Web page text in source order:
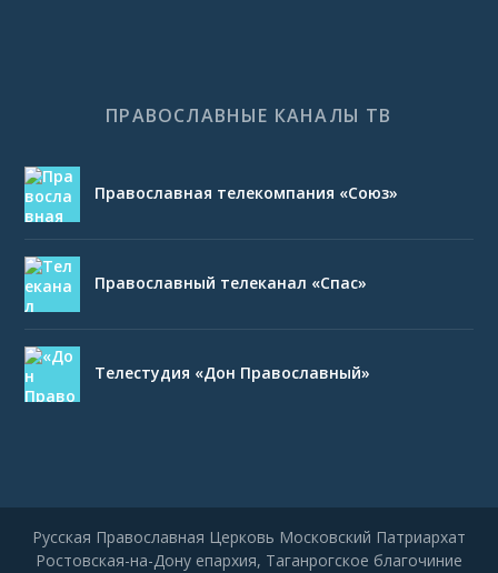
ПРАВОСЛАВНЫЕ КАНАЛЫ ТВ
Православная телекомпания «Союз»
Православный телеканал «Спас»
Телестудия «Дон Православный»
Русская Православная Церковь Московский Патриархат
Ростовская-на-Дону епархия, Таганрогское благочиние